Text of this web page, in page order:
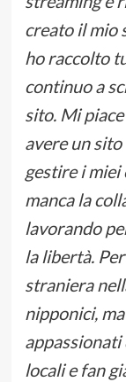
creato il mio
ho raccolto
continuo a
sito. Mi
avere un
gestire i
manca la
lavorando
la libertà.
straniera
nipponici,
locali e fan